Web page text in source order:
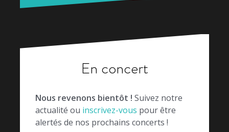
En concert
Nous revenons bientôt ! Suivez notre
actualité ou inscrivez-vous pour être
alertés de nos prochains concerts !